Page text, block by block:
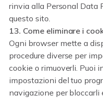
rinvia alla Personal Data
questo sito.
13. Come eliminare i
Ogni browser mette a
procedure diverse per
cookie o rimuoverli. Puoi
impostazioni del tuo
navigazione per bloccarli